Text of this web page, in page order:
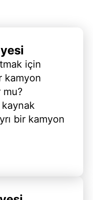
için
kamyon
mu?
bir kamyon